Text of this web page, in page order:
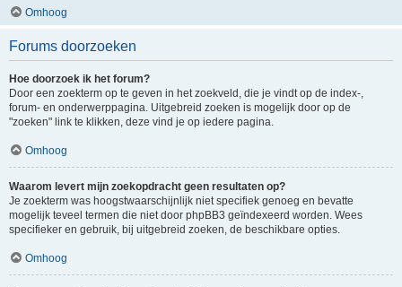
Omhoog
Forums doorzoeken
Hoe doorzoek ik het forum?
Door een zoekterm op te geven in het zoekveld, die je vindt op de index-,
forum- en onderwerppagina. Uitgebreid zoeken is mogelijk door op de
"zoeken" link te klikken, deze vind je op iedere pagina.
Omhoog
Waarom levert mijn zoekopdracht geen resultaten op?
Je zoekterm was hoogstwaarschijnlijk niet specifiek genoeg en bevatte
mogelijk teveel termen die niet door phpBB3 geïndexeerd worden. Wees
specifieker en gebruik, bij uitgebreid zoeken, de beschikbare opties.
Omhoog